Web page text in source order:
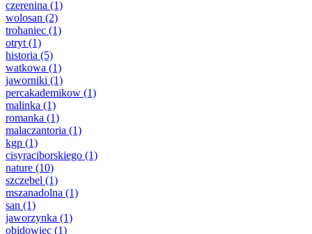
czerenina (1)
wolosan (2)
trohaniec (1)
otryt (1)
historia (5)
watkowa (1)
jaworniki (1)
percakademikow (1)
malinka (1)
romanka (1)
malaczantoria (1)
kgp (1)
cisyraciborskiego (1)
nature (10)
szczebel (1)
mszanadolna (1)
san (1)
jaworzynka (1)
obidowiec (1)